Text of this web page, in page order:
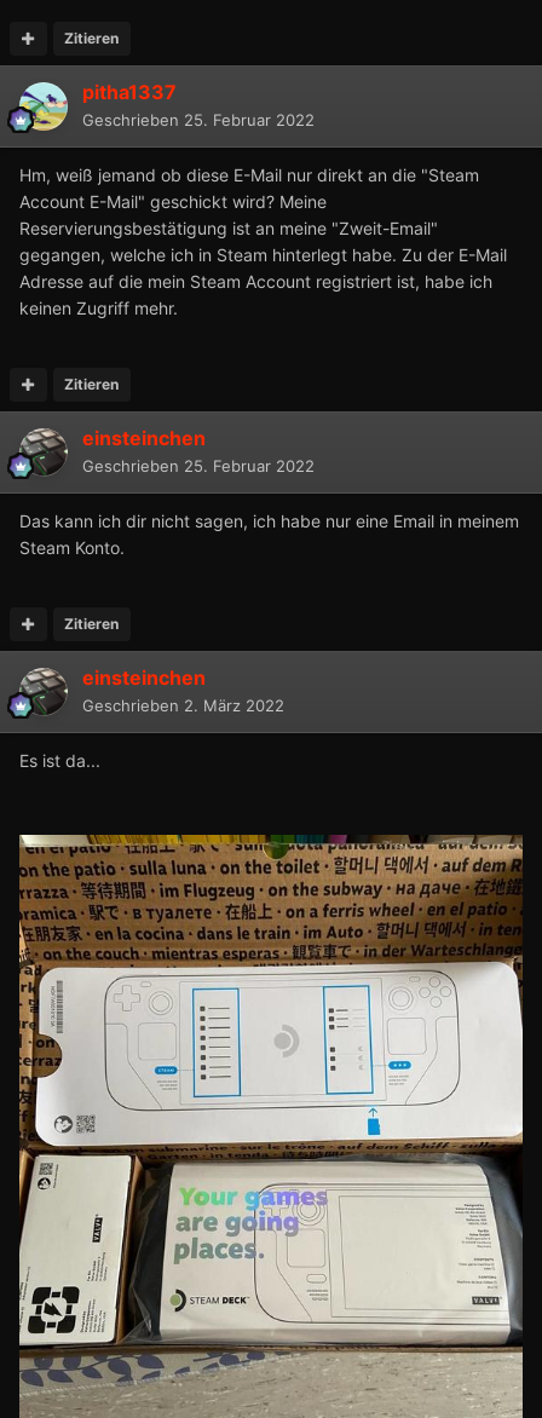
Zitieren
pitha1337
Geschrieben 25. Februar 2022
Hm, weiß jemand ob diese E-Mail nur direkt an die "Steam
Account E-Mail" geschickt wird? Meine
Reservierungsbestätigung ist an meine "Zweit-Email"
gegangen, welche ich in Steam hinterlegt habe. Zu der E-Mail
Adresse auf die mein Steam Account registriert ist, habe ich
keinen Zugriff mehr.
Zitieren
einsteinchen
Geschrieben 25. Februar 2022
Das kann ich dir nicht sagen, ich habe nur eine Email in meinem
Steam Konto.
Zitieren
einsteinchen
Geschrieben 2. März 2022
Es ist da...